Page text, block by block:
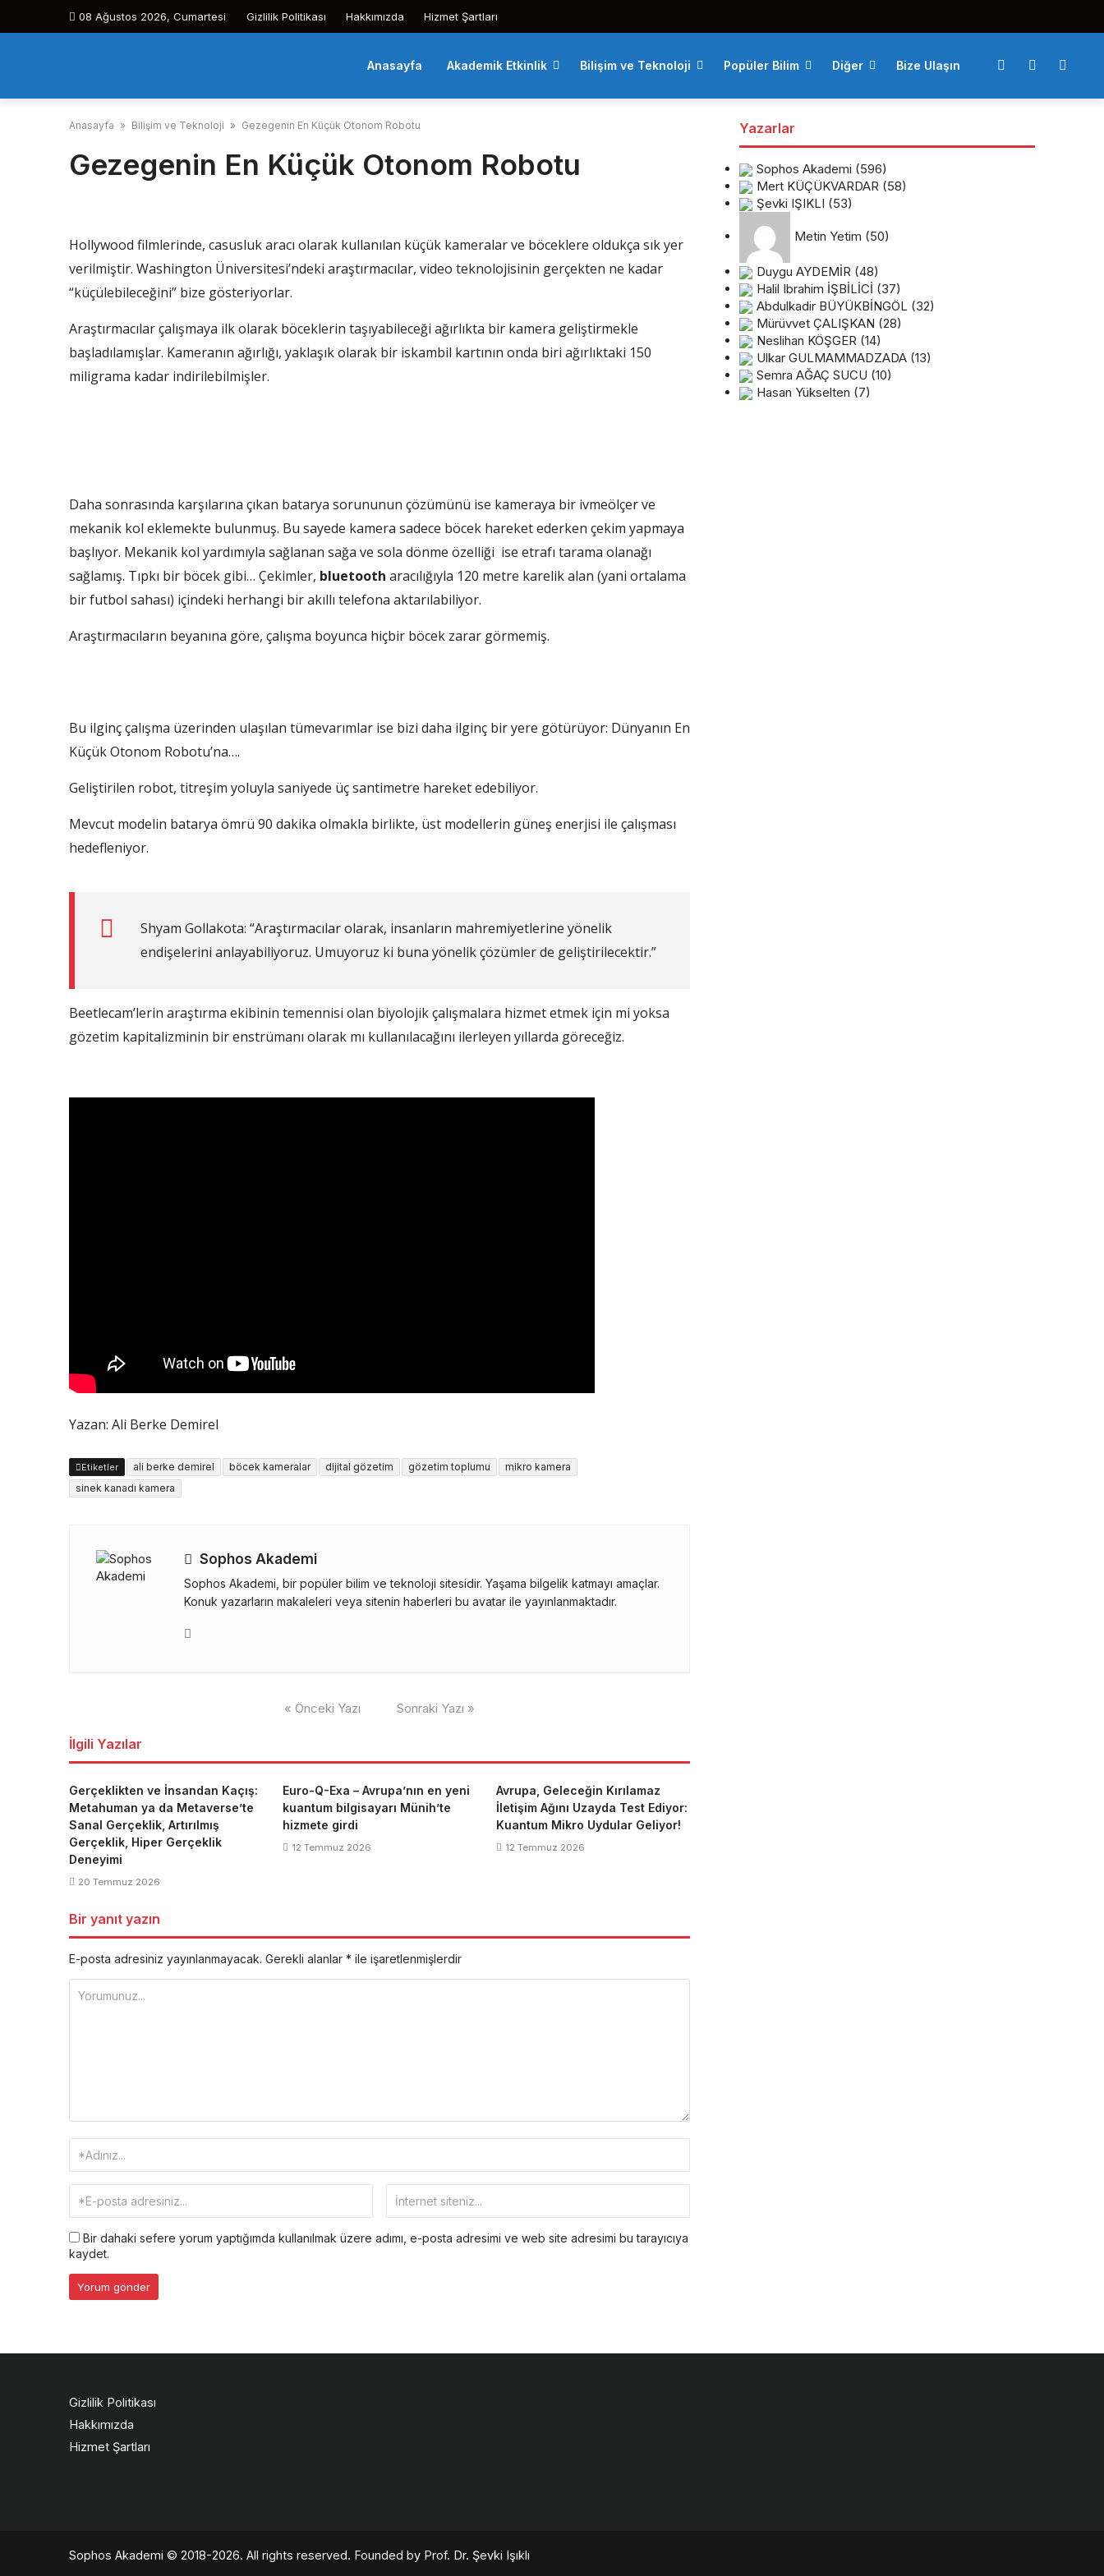
08 Ağustos 2026, Cumartesi Gizlilik Politikası Hakkımızda Hizmet Şartları
Anasayfa Akademik Etkinlik Bilişim ve Teknoloji Popüler Bilim Diğer Bize Ulaşın
Anasayfa » Bilişim ve Teknoloji » Gezegenin En Küçük Otonom Robotu
Gezegenin En Küçük Otonom Robotu
Hollywood filmlerinde, casusluk aracı olarak kullanılan küçük kameralar ve böceklere oldukça sık yer
verilmiştir. Washington Üniversitesi’ndeki araştırmacılar, video teknolojisinin gerçekten ne kadar
“küçülebileceğini” bize gösteriyorlar.
Araştırmacılar çalışmaya ilk olarak böceklerin taşıyabileceği ağırlıkta bir kamera geliştirmekle
başladılamışlar. Kameranın ağırlığı, yaklaşık olarak bir iskambil kartının onda biri ağırlıktaki 150
miligrama kadar indirilebilmişler.
Daha sonrasında karşılarına çıkan batarya sorununun çözümünü ise kameraya bir ivmeölçer ve
mekanik kol eklemekte bulunmuş. Bu sayede kamera sadece böcek hareket ederken çekim yapmaya
başlıyor. Mekanik kol yardımıyla sağlanan sağa ve sola dönme özelliği ise etrafı tarama olanağı
sağlamış. Tıpkı bir böcek gibi… Çekimler, bluetooth aracılığıyla 120 metre karelik alan (yani ortalama
bir futbol sahası) içindeki herhangi bir akıllı telefona aktarılabiliyor.
Araştırmacıların beyanına göre, çalışma boyunca hiçbir böcek zarar görmemiş.
Bu ilginç çalışma üzerinden ulaşılan tümevarımlar ise bizi daha ilginç bir yere götürüyor: Dünyanın En
Küçük Otonom Robotu’na….
Geliştirilen robot, titreşim yoluyla saniyede üç santimetre hareket edebiliyor.
Mevcut modelin batarya ömrü 90 dakika olmakla birlikte, üst modellerin güneş enerjisi ile çalışması
hedefleniyor.
Shyam Gollakota: “Araştırmacılar olarak, insanların mahremiyetlerine yönelik
endişelerini anlayabiliyoruz. Umuyoruz ki buna yönelik çözümler de geliştirilecektir.”
Beetlecam’lerin araştırma ekibinin temennisi olan biyolojik çalışmalara hizmet etmek için mi yoksa
gözetim kapitalizminin bir enstrümanı olarak mı kullanılacağını ilerleyen yıllarda göreceğiz.
Yazan: Ali Berke Demirel
Etiketler ali berke demirel böcek kameralar dijital gözetim gözetim toplumu
mikro kamera
sinek kanadı kamera
Sophos Akademi
Sophos Akademi, bir popüler bilim ve teknoloji sitesidir. Yaşama bilgelik katmayı amaçlar.
Konuk yazarların makaleleri veya sitenin haberleri bu avatar ile yayınlanmaktadır.
« Önceki Yazı Sonraki Yazı »
İlgili Yazılar
Gerçeklikten ve İnsandan Kaçış:
Metahuman ya da Metaverse’te
Sanal Gerçeklik, Artırılmış
Gerçeklik, Hiper Gerçeklik
Deneyimi
20 Temmuz 2026
Euro-Q-Exa – Avrupa’nın en yeni
kuantum bilgisayarı Münih’te
hizmete girdi
12 Temmuz 2026
Avrupa, Geleceğin Kırılamaz
İletişim Ağını Uzayda Test Ediyor:
Kuantum Mikro Uydular Geliyor!
12 Temmuz 2026
Bir yanıt yazın
E-posta adresiniz yayınlanmayacak. Gerekli alanlar * ile işaretlenmişlerdir
Bir dahaki sefere yorum yaptığımda kullanılmak üzere adımı, e-posta adresimi ve web site adresimi bu tarayıcıya
kaydet.
Yazarlar
Sophos Akademi (596)
Mert KÜÇÜKVARDAR (58)
Şevki IŞIKLI (53)
Metin Yetim (50)
Duygu AYDEMİR (48)
Halil Ibrahim İŞBİLİCİ (37)
Abdulkadir BÜYÜKBİNGÖL (32)
Mürüvvet ÇALIŞKAN (28)
Neslihan KÖŞGER (14)
Ulkar GULMAMMADZADA (13)
Semra AĞAÇ SUCU (10)
Hasan Yükselten (7)
Gizlilik Politikası
Hakkımızda
Hizmet Şartları
Sophos Akademi © 2018-2026. All rights reserved. Founded by Prof. Dr. Şevki Işıklı